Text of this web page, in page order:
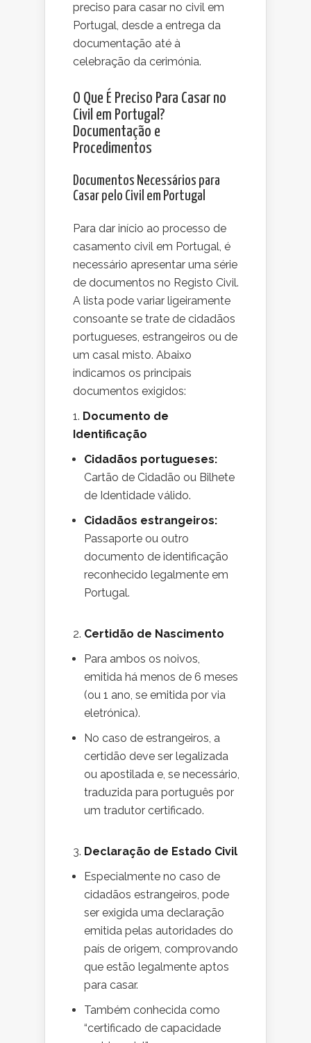
preciso para casar no civil em
Portugal, desde a entrega da
documentação até à
celebração da cerimónia.
O Que É Preciso Para Casar no
Civil em Portugal?
Documentação e
Procedimentos
Documentos Necessários para
Casar pelo Civil em Portugal
Para dar início ao processo de
casamento civil em Portugal, é
necessário apresentar uma série
de documentos no Registo Civil.
A lista pode variar ligeiramente
consoante se trate de cidadãos
portugueses, estrangeiros ou de
um casal misto. Abaixo
indicamos os principais
documentos exigidos:
1. Documento de
Identificação
Cidadãos portugueses:
Cartão de Cidadão ou Bilhete
de Identidade válido.
Cidadãos estrangeiros:
Passaporte ou outro
documento de identificação
reconhecido legalmente em
Portugal.
2. Certidão de Nascimento
Para ambos os noivos,
emitida há menos de 6 meses
(ou 1 ano, se emitida por via
eletrónica).
No caso de estrangeiros, a
certidão deve ser legalizada
ou apostilada e, se necessário,
traduzida para português por
um tradutor certificado.
3. Declaração de Estado Civil
Especialmente no caso de
cidadãos estrangeiros, pode
ser exigida uma declaração
emitida pelas autoridades do
país de origem, comprovando
que estão legalmente aptos
para casar.
Também conhecida como
“certificado de capacidade